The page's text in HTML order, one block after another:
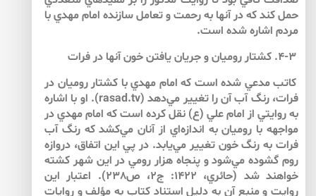
حمل كند كه در آن­ها به رحمت و تعامل سازنده امام مهدي با
مردم اشاره شده است.
۴-۳. كشتار روميان و جريان يافتن خون آن­ها در فرات
كاتب مدعي شده است كه امام مهدي با كشتار روميان در
فرات، رنگ آب آن را تغيير مي‌دهد (rasad.tv). او با اشاره
به روايتي از امام علي (ع) نقل كرده است كه امام مهدي در
مواجهه با روميان به اندازه‌اي از آنان مي‌كشد كه رنگ آب
فرات به رنگ خون تغيير مي‌يابد. در پي اين اتفاق، دروازه
روم گشوده مي‌شود و پنجاه هزار رومي در اين شهر كشته
خواهند شد (حائري، 1422: ج2، ص238). اعتبار اين
روايت و منبع آن به دليل استناد كتاب به مؤلف و روايات